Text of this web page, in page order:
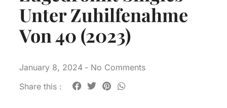
Unter Zuhilfenahme
Von 40 (2023)
January 8, 2024 - No Comments
Share this :